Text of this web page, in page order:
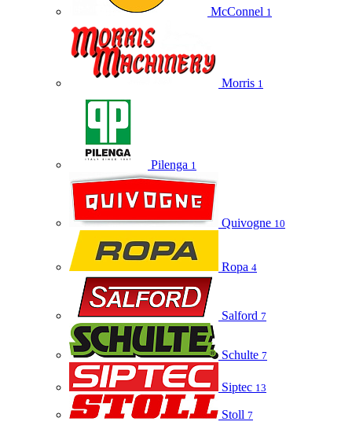
McConnel 1
Morris 1
Pilenga 1
Quivogne 10
Ropa 4
Salford 7
Schulte 7
Siptec 13
Stoll 7